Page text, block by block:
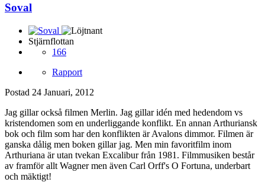
Soval
Stjärnflottan
166
Rapport
Postad 24 Januari, 2012
Jag gillar också filmen Merlin. Jag gillar idén med hedendom vs
kristendomen som en underliggande konflikt. En annan Arthuriansk
bok och film som har den konflikten är Avalons dimmor. Filmen är
ganska dålig men boken gillar jag. Men min favoritfilm inom
Arthuriana är utan tvekan Excalibur från 1981. Filmmusiken består
av framför allt Wagner men även Carl Orff's O Fortuna, underbart
och mäktigt!